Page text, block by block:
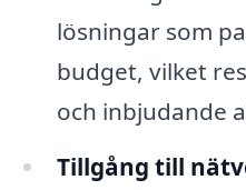
lösningar som
budget, vilket
och inbjudande
Tillgång till